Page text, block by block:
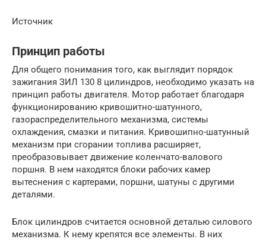
Источник
Принцип работы
Для общего понимания того, как выглядит порядок
зажигания ЗИЛ 130 8 цилиндров, необходимо указать на
принцип работы двигателя. Мотор работает благодаря
функционированию кривошитно-шатунного,
газораспределительного механизма, системы
охлаждения, смазки и питания. Кривошипно-шатунный
механизм при сгорании топлива расширяет,
преобразовывает движение коленчато-валового
поршня. В нем находятся блоки рабочих камер
вытеснения с картерами, поршни, шатуны с другими
деталями.
Блок цилиндров считается основной деталью силового
механизма. К нему крепятся все элементы. В них